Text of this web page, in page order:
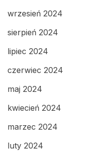
wrzesień 2024
sierpień 2024
lipiec 2024
czerwiec 2024
maj 2024
kwiecień 2024
marzec 2024
luty 2024